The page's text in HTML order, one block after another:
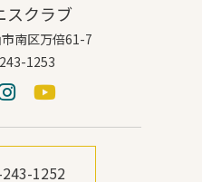
スクラブ
南区万倍61-7
1253
1252